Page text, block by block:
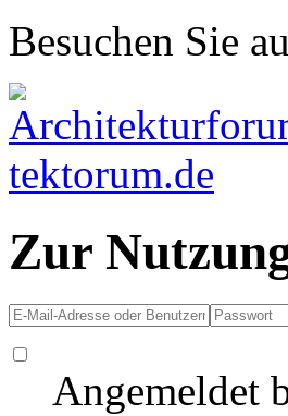
Besuchen Sie
Zur
Angemeldet